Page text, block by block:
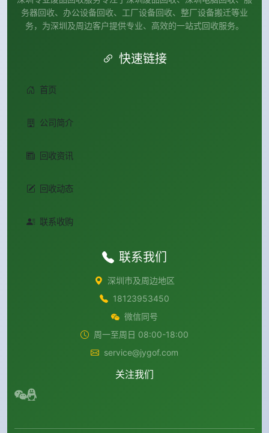
务器回收、办公设备回收、工厂设备回收、整厂设备搬迁等业
务，为深圳及周边客户提供专业、高效的一站式回收服务。
快速链接
首页
公司简介
回收资讯
回收动态
联系收购
联系我们
深圳市及周边地区
18123953450
微信同号
周一至周日 08:00-18:00
service@jygof.com
关注我们